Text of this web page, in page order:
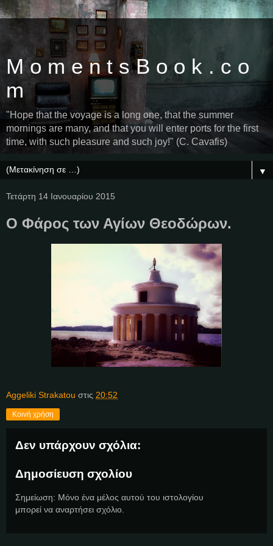
M o m e n t s B o o k . c o
m
"Hope that the voyage is a long one, that the summer
mornings are many, and that you will enter ports for the first
time, with such pleasure and such joy!" (C. Cavafis)
▼
Τετάρτη 14 Ιανουαρίου 2015
Ο Φάρος των Αγίων Θεοδώρων.
Aggeliki Strakatou στις 20:52
Κοινή χρήση
Δεν υπάρχουν σχόλια:
Δημοσίευση σχολίου
Σημείωση: Μόνο ένα μέλος αυτού του ιστολογίου
μπορεί να αναρτήσει σχόλιο.